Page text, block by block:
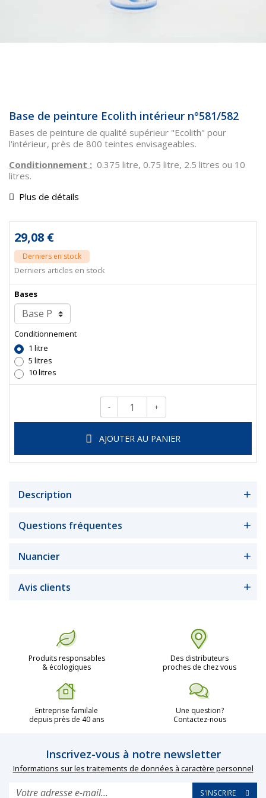
Base de peinture Ecolith intérieur n°581/582
Bases de peinture de qualité supérieur "Ecolith" pour
l'intérieur, près de 800 teintes envisageables.
Conditionnement : 0.375 litre, 0.75 litre, 2.5 litres ou 10
litres.
Plus de détails
29,08 €
Derniers en stock
Derniers articles en stock
Bases
Conditionnement
1 litre
5 litres
10 litres
Qté.
- +
AJOUTER AU PANIER
Description
Questions fréquentes
Nuancier
Avis clients
Produits responsables
& écologiques
Des distributeurs
proches de chez vous
Entreprise familale
depuis près de 40 ans
Une question?
Contactez-nous
Inscrivez-vous à notre newsletter
Informations sur les traitements de données à caractère personnel
S'INSCRIRE